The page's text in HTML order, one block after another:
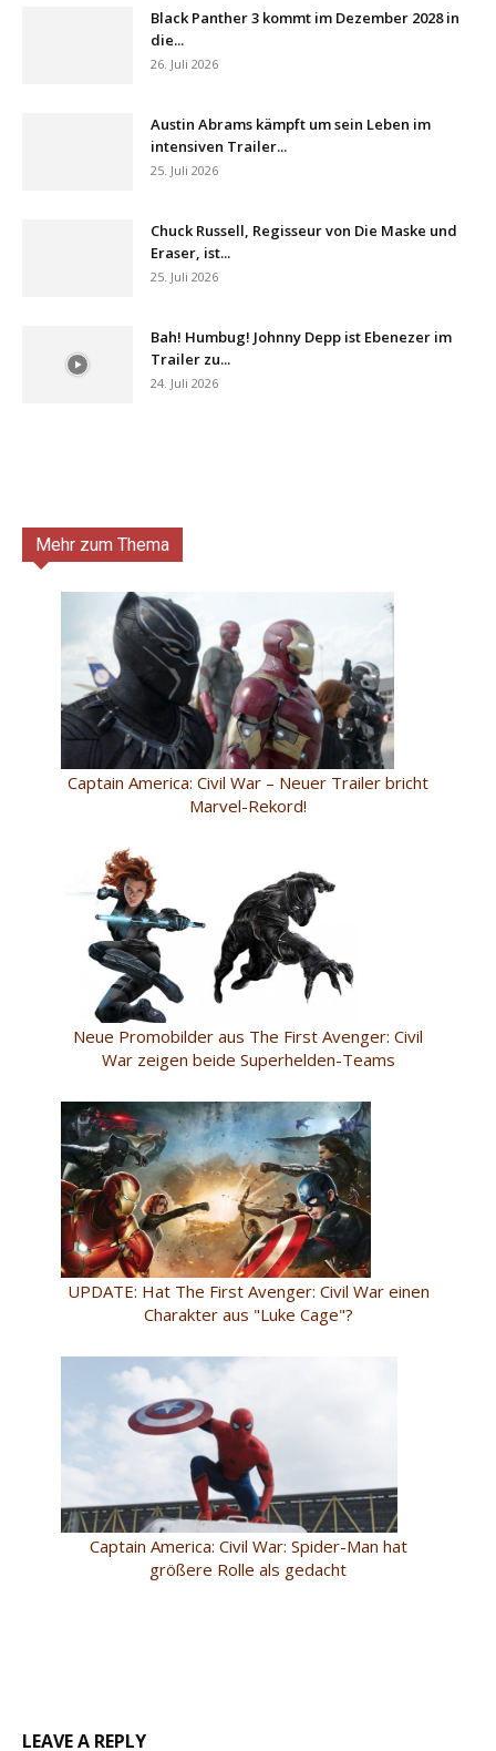
Black Panther 3 kommt im Dezember 2028 in
die...
26. Juli 2026
Austin Abrams kämpft um sein Leben im
intensiven Trailer...
25. Juli 2026
Chuck Russell, Regisseur von Die Maske und
Eraser, ist...
25. Juli 2026
Bah! Humbug! Johnny Depp ist Ebenezer im
Trailer zu...
24. Juli 2026
Mehr zum Thema
Captain America: Civil War – Neuer Trailer bricht
Marvel-Rekord!
Neue Promobilder aus The First Avenger: Civil
War zeigen beide Superhelden-Teams
UPDATE: Hat The First Avenger: Civil War einen
Charakter aus "Luke Cage"?
Captain America: Civil War: Spider-Man hat
größere Rolle als gedacht
LEAVE A REPLY